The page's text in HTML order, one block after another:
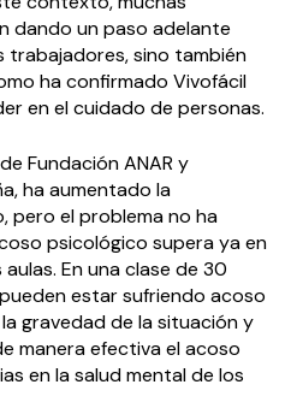
dando un paso adelante
trabajadores, sino también
ha confirmado Vivofácil
en el cuidado de personas.
Fundación ANAR y
ha aumentado la
pero el problema no ha
psicológico supera ya en
En una clase de 30
estar sufriendo acoso
gravedad de la situación y
manera efectiva el acoso
en la salud mental de los